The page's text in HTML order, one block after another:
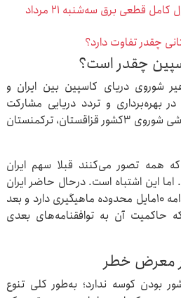
مشترکان تهرانی بخوانند: جدول کامل قطعی برق سه‌شنبه ۲۱ مرداد
چقدر تفاوت دارد؟
چقدر است؟
شوروی دریای کاسپین بین ایران و
بهره‌برداری و تردد دریایی مشارکت
صورت گرفته بود. بعد از فروپاشی شوروی ۳کشور قزاقستان، ترکمنستان
همه تصور می‌کنند قبلا سهم ایران
است. اما این اشتباه است. درحال حاضر ایران
۱۵مایل آب فراسرزمینی و در ادامه ۱۰مایل محدوده ماهیگیری دارد و بعد
آن به توافقنامه‌های بعدی
بودن کوسه ندارد؛ به‌طور کلی تنوع